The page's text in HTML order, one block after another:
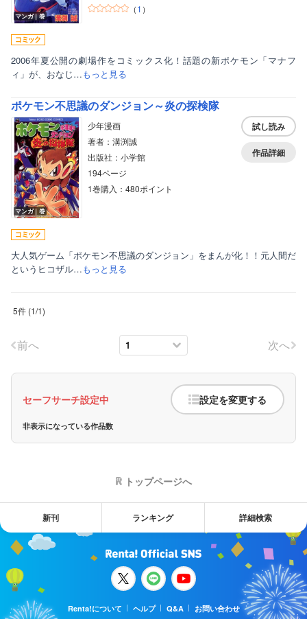
マンガ｜巻
（1 ）
2006年夏公開の劇場作をコミックス化！話題の新ポケモン「マナフ
ィ」が、おなじ…もっと見る
ポケモン不思議のダンジョン～炎の探検隊
マンガ｜巻
少年漫画
著者：溝渕誠
出版社：小学館
194ページ
1巻購入：480ポイント
試し読み
作品詳細
大人気ゲーム「ポケモン不思議のダンジョン」をまんが化！！元人間だ
というヒコザル…もっと見る
5件 (1/1)
前へ 次へ
セーフサーチ設定中 設定を変更する
非表示になっている作品数
トップページへ
新刊 ランキング 詳細検索
Renta!について ヘルプ Q&A お問い合わせ